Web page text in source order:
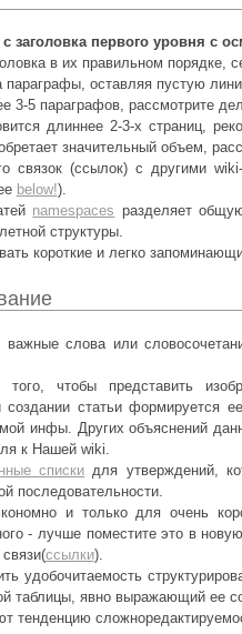
заголовка первого уровня с
в их правильном порядке,
параграфы, оставляя пустую
3-5 параграфов, рассмотрите
длиннее 2-3-х страниц,
значительный объем,
связок (ссылок) с другими
below!).
namespaces разделяет
структуры.
короткие и легко
слова или
того, чтобы представить
создании статьи формируется
инфы. Других объяснений
к Нашей wiki.
списки для утверждений,
последовательности.
и только для очень
- лучше поместите это в
ссылки).
удобочитаемость
таблицы, явно выражающий ее
тенденцию